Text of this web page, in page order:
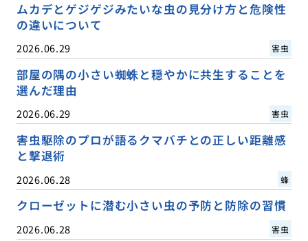
ムカデとゲジゲジみたいな虫の見分け方と危険性
の違いについて
2026.06.29 害虫
部屋の隅の小さい蜘蛛と穏やかに共生することを
選んだ理由
2026.06.29 害虫
害虫駆除のプロが語るクマバチとの正しい距離感
と撃退術
2026.06.28 蜂
クローゼットに潜む小さい虫の予防と防除の習慣
2026.06.28 害虫